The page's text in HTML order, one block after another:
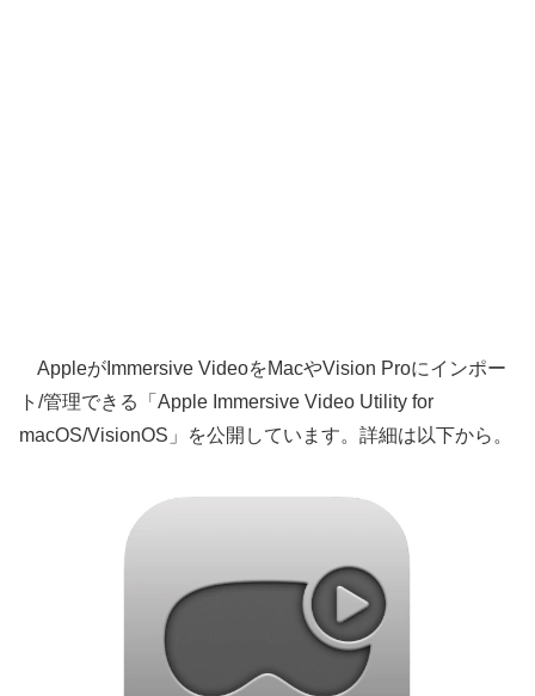
AppleがImmersive VideoをMacやVision Proにインポー
ト/管理できる「Apple Immersive Video Utility for
macOS/VisionOS」を公開しています。詳細は以下から。